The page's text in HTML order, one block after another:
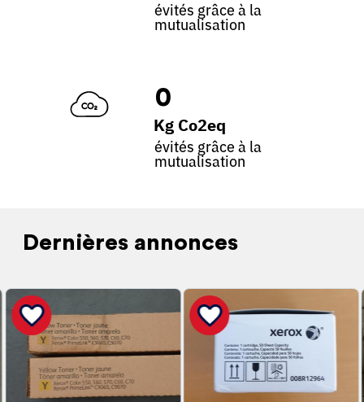
évités grâce à la
mutualisation
0
Kg Co2eq
évités grâce à la
mutualisation
Dernières annonces